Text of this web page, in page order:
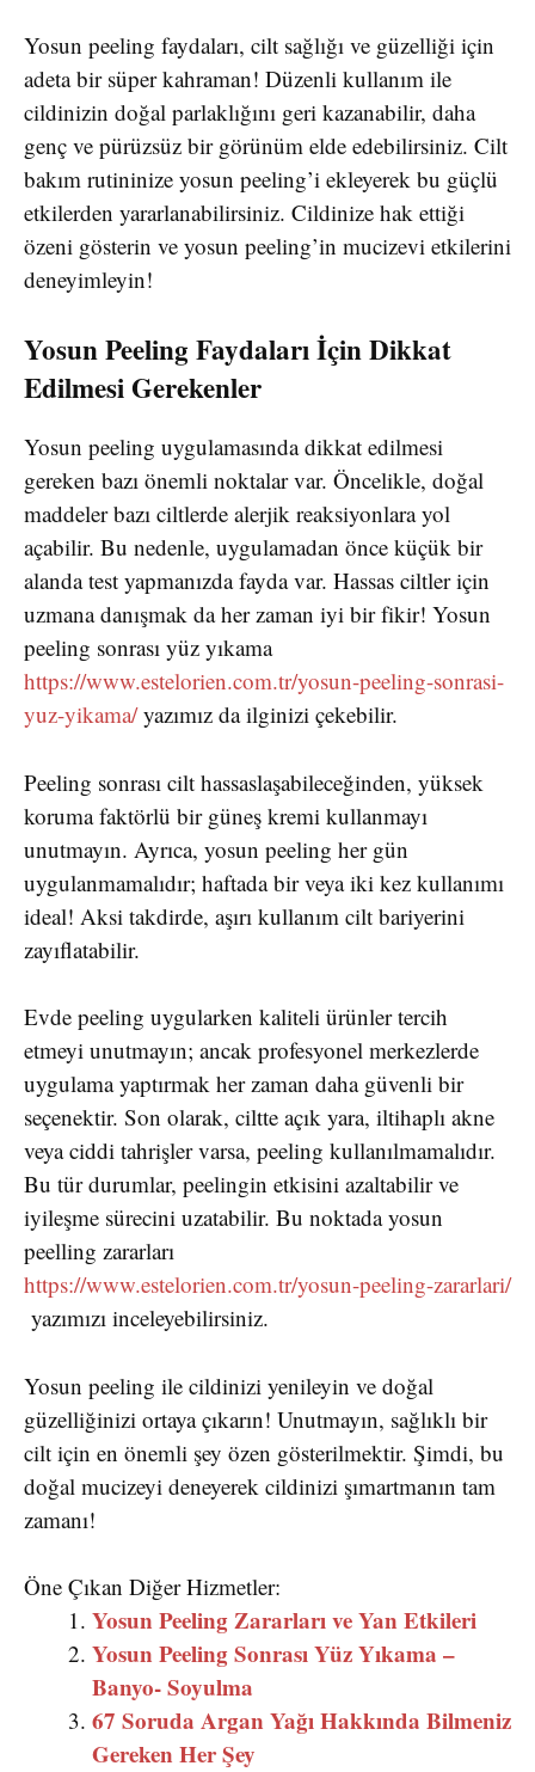
Yosun peeling faydaları, cilt sağlığı ve güzelliği için
adeta bir süper kahraman! Düzenli kullanım ile
cildinizin doğal parlaklığını geri kazanabilir, daha
genç ve pürüzsüz bir görünüm elde edebilirsiniz. Cilt
bakım rutininize yosun peeling’i ekleyerek bu güçlü
etkilerden yararlanabilirsiniz. Cildinize hak ettiği
özeni gösterin ve yosun peeling’in mucizevi etkilerini
deneyimleyin!
Yosun Peeling Faydaları İçin Dikkat
Edilmesi Gerekenler
Yosun peeling uygulamasında dikkat edilmesi
gereken bazı önemli noktalar var. Öncelikle, doğal
maddeler bazı ciltlerde alerjik reaksiyonlara yol
açabilir. Bu nedenle, uygulamadan önce küçük bir
alanda test yapmanızda fayda var. Hassas ciltler için
uzmana danışmak da her zaman iyi bir fikir! Yosun
peeling sonrası yüz yıkama
https://www.estelorien.com.tr/yosun-peeling-sonrasi-
yuz-yikama/yazımız da ilginizi çekebilir.
Peeling sonrası cilt hassaslaşabileceğinden, yüksek
koruma faktörlü bir güneş kremi kullanmayı
unutmayın. Ayrıca, yosun peeling her gün
uygulanmamalıdır; haftada bir veya iki kez kullanımı
ideal! Aksi takdirde, aşırı kullanım cilt bariyerini
zayıflatabilir.
Evde peeling uygularken kaliteli ürünler tercih
etmeyi unutmayın; ancak profesyonel merkezlerde
uygulama yaptırmak her zaman daha güvenli bir
seçenektir. Son olarak, ciltte açık yara, iltihaplı akne
veya ciddi tahrişler varsa, peeling kullanılmamalıdır.
Bu tür durumlar, peelingin etkisini azaltabilir ve
iyileşme sürecini uzatabilir. Bu noktada yosun
peelling zararları
https://www.estelorien.com.tr/yosun-peeling-zararlari/
yazımızı inceleyebilirsiniz.
Yosun peeling ile cildinizi yenileyin ve doğal
güzelliğinizi ortaya çıkarın! Unutmayın, sağlıklı bir
cilt için en önemli şey özen gösterilmektir. Şimdi, bu
doğal mucizeyi deneyerek cildinizi şımartmanın tam
zamanı!
Öne Çıkan Diğer Hizmetler:
Yosun Peeling Zararları ve Yan Etkileri
Yosun Peeling Sonrası Yüz Yıkama –
Banyo- Soyulma
67 Soruda Argan Yağı Hakkında Bilmeniz
Gereken Her Şey